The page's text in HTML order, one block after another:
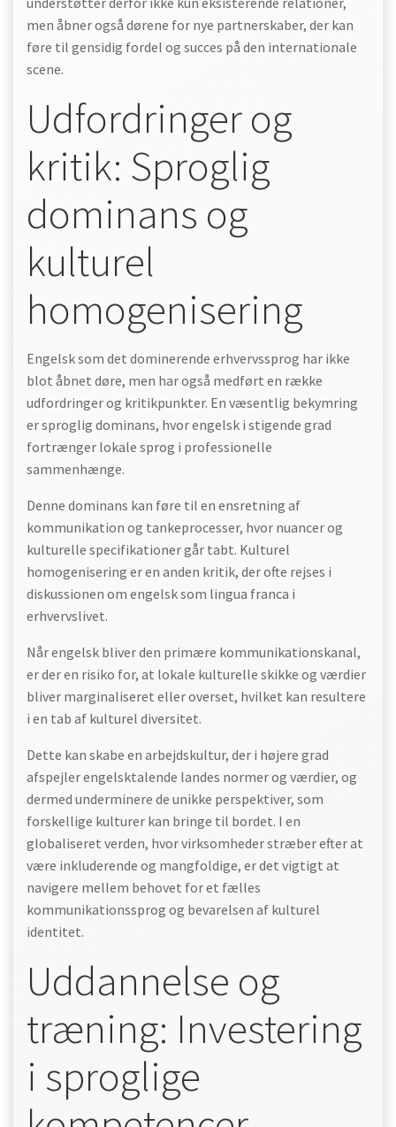
men åbner også dørene for nye partnerskaber, der kan
føre til gensidig fordel og succes på den internationale
scene.
Udfordringer og
kritik: Sproglig
dominans og
kulturel
homogenisering
Engelsk som det dominerende erhvervssprog har ikke
blot åbnet døre, men har også medført en række
udfordringer og kritikpunkter. En væsentlig bekymring
er sproglig dominans, hvor engelsk i stigende grad
fortrænger lokale sprog i professionelle
sammenhænge.
Denne dominans kan føre til en ensretning af
kommunikation og tankeprocesser, hvor nuancer og
kulturelle specifikationer går tabt. Kulturel
homogenisering er en anden kritik, der ofte rejses i
diskussionen om engelsk som lingua franca i
erhvervslivet.
Når engelsk bliver den primære kommunikationskanal,
er der en risiko for, at lokale kulturelle skikke og værdier
bliver marginaliseret eller overset, hvilket kan resultere
i en tab af kulturel diversitet.
Dette kan skabe en arbejdskultur, der i højere grad
afspejler engelsktalende landes normer og værdier, og
dermed underminere de unikke perspektiver, som
forskellige kulturer kan bringe til bordet. I en
globaliseret verden, hvor virksomheder stræber efter at
være inkluderende og mangfoldige, er det vigtigt at
navigere mellem behovet for et fælles
kommunikationssprog og bevarelsen af kulturel
identitet.
Uddannelse og
træning: Investering
i sproglige